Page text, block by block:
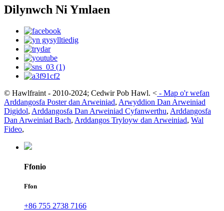
Dilynwch Ni Ymlaen
© Hawlfraint - 2010-2024; Cedwir Pob Hawl. < - Map o'r wefan
Arddangosfa Poster dan Arweiniad, Arwyddion Dan Arweiniad
Digidol, Arddangosfa Dan Arweiniad Cyfanwerthu, Arddangosfa
Dan Arweiniad Bach, Arddangos Tryloyw dan Arweiniad, Wal
Fideo,
Ffonio
Ffon
+86 755 2738 7166